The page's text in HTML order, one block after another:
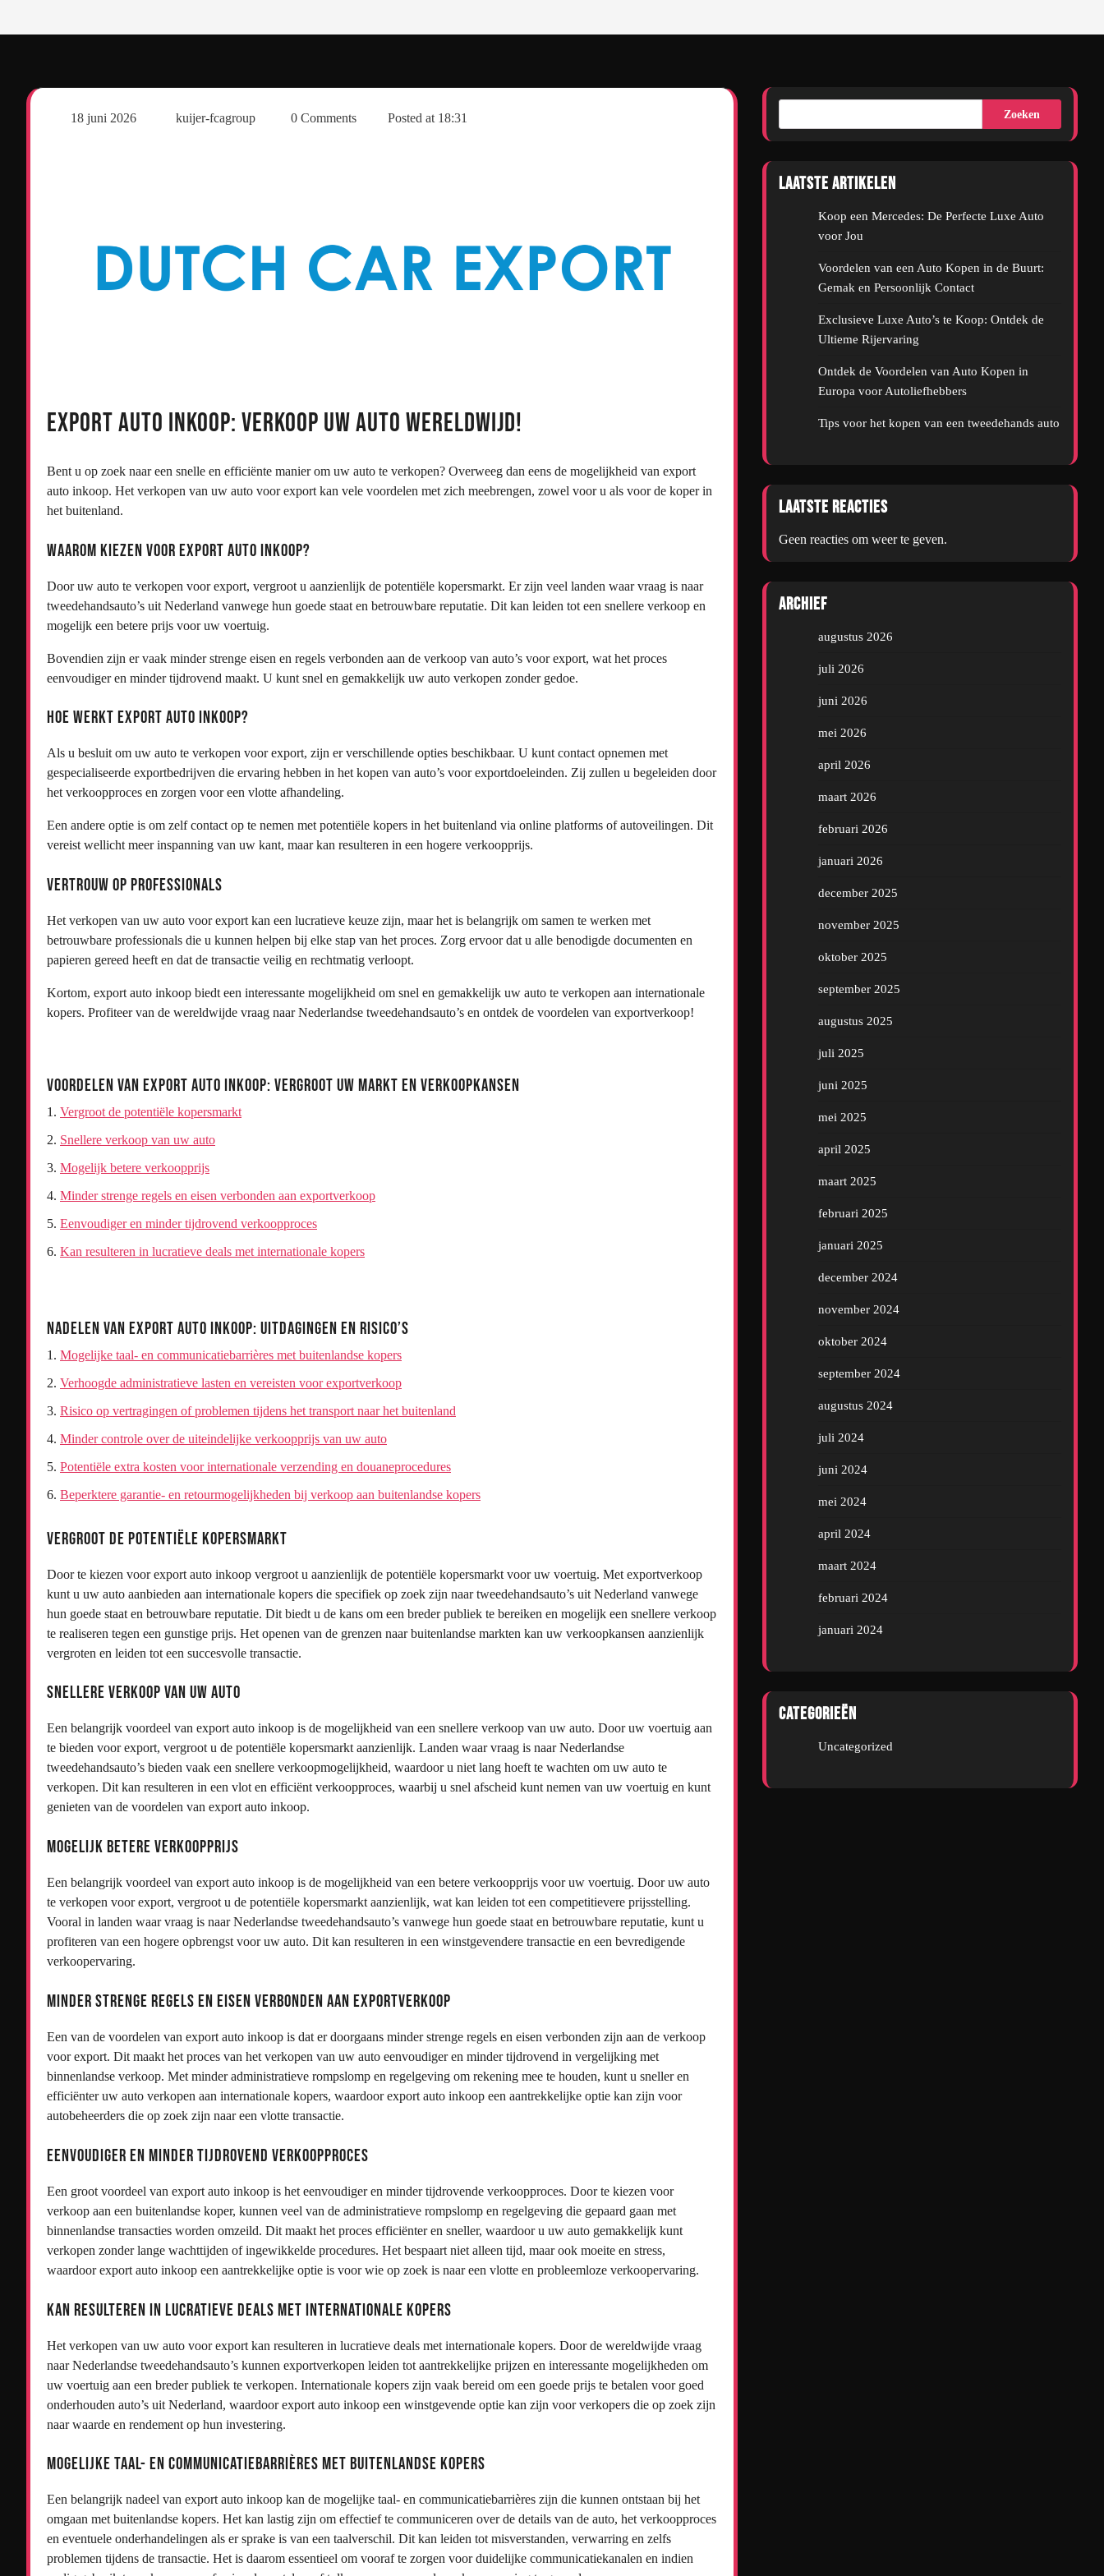
18 juni 2026 kuijer-fcagroup 0 Comments Posted at 18:31
Export Auto Inkoop: Verkoop uw auto wereldwijd!
Bent u op zoek naar een snelle en efficiënte manier om uw auto te verkopen? Overweeg dan eens de mogelijkheid van export
auto inkoop. Het verkopen van uw auto voor export kan vele voordelen met zich meebrengen, zowel voor u als voor de koper in
het buitenland.
Waarom kiezen voor export auto inkoop?
Door uw auto te verkopen voor export, vergroot u aanzienlijk de potentiële kopersmarkt. Er zijn veel landen waar vraag is naar
tweedehandsauto’s uit Nederland vanwege hun goede staat en betrouwbare reputatie. Dit kan leiden tot een snellere verkoop en
mogelijk een betere prijs voor uw voertuig.
Bovendien zijn er vaak minder strenge eisen en regels verbonden aan de verkoop van auto’s voor export, wat het proces
eenvoudiger en minder tijdrovend maakt. U kunt snel en gemakkelijk uw auto verkopen zonder gedoe.
Hoe werkt export auto inkoop?
Als u besluit om uw auto te verkopen voor export, zijn er verschillende opties beschikbaar. U kunt contact opnemen met
gespecialiseerde exportbedrijven die ervaring hebben in het kopen van auto’s voor exportdoeleinden. Zij zullen u begeleiden door
het verkoopproces en zorgen voor een vlotte afhandeling.
Een andere optie is om zelf contact op te nemen met potentiële kopers in het buitenland via online platforms of autoveilingen. Dit
vereist wellicht meer inspanning van uw kant, maar kan resulteren in een hogere verkoopprijs.
Vertrouw op professionals
Het verkopen van uw auto voor export kan een lucratieve keuze zijn, maar het is belangrijk om samen te werken met
betrouwbare professionals die u kunnen helpen bij elke stap van het proces. Zorg ervoor dat u alle benodigde documenten en
papieren gereed heeft en dat de transactie veilig en rechtmatig verloopt.
Kortom, export auto inkoop biedt een interessante mogelijkheid om snel en gemakkelijk uw auto te verkopen aan internationale
kopers. Profiteer van de wereldwijde vraag naar Nederlandse tweedehandsauto’s en ontdek de voordelen van exportverkoop!
Voordelen van Export Auto Inkoop: Vergroot Uw Markt en Verkoopkansen
Vergroot de potentiële kopersmarkt
Snellere verkoop van uw auto
Mogelijk betere verkoopprijs
Minder strenge regels en eisen verbonden aan exportverkoop
Eenvoudiger en minder tijdrovend verkoopproces
Kan resulteren in lucratieve deals met internationale kopers
Nadelen van Export Auto Inkoop: Uitdagingen en Risico’s
Mogelijke taal- en communicatiebarrières met buitenlandse kopers
Verhoogde administratieve lasten en vereisten voor exportverkoop
Risico op vertragingen of problemen tijdens het transport naar het buitenland
Minder controle over de uiteindelijke verkoopprijs van uw auto
Potentiële extra kosten voor internationale verzending en douaneprocedures
Beperktere garantie- en retourmogelijkheden bij verkoop aan buitenlandse kopers
Vergroot de potentiële kopersmarkt
Door te kiezen voor export auto inkoop vergroot u aanzienlijk de potentiële kopersmarkt voor uw voertuig. Met exportverkoop
kunt u uw auto aanbieden aan internationale kopers die specifiek op zoek zijn naar tweedehandsauto’s uit Nederland vanwege
hun goede staat en betrouwbare reputatie. Dit biedt u de kans om een breder publiek te bereiken en mogelijk een snellere verkoop
te realiseren tegen een gunstige prijs. Het openen van de grenzen naar buitenlandse markten kan uw verkoopkansen aanzienlijk
vergroten en leiden tot een succesvolle transactie.
Snellere verkoop van uw auto
Een belangrijk voordeel van export auto inkoop is de mogelijkheid van een snellere verkoop van uw auto. Door uw voertuig aan
te bieden voor export, vergroot u de potentiële kopersmarkt aanzienlijk. Landen waar vraag is naar Nederlandse
tweedehandsauto’s bieden vaak een snellere verkoopmogelijkheid, waardoor u niet lang hoeft te wachten om uw auto te
verkopen. Dit kan resulteren in een vlot en efficiënt verkoopproces, waarbij u snel afscheid kunt nemen van uw voertuig en kunt
genieten van de voordelen van export auto inkoop.
Mogelijk betere verkoopprijs
Een belangrijk voordeel van export auto inkoop is de mogelijkheid van een betere verkoopprijs voor uw voertuig. Door uw auto
te verkopen voor export, vergroot u de potentiële kopersmarkt aanzienlijk, wat kan leiden tot een competitievere prijsstelling.
Vooral in landen waar vraag is naar Nederlandse tweedehandsauto’s vanwege hun goede staat en betrouwbare reputatie, kunt u
profiteren van een hogere opbrengst voor uw auto. Dit kan resulteren in een winstgevendere transactie en een bevredigende
verkoopervaring.
Minder strenge regels en eisen verbonden aan exportverkoop
Een van de voordelen van export auto inkoop is dat er doorgaans minder strenge regels en eisen verbonden zijn aan de verkoop
voor export. Dit maakt het proces van het verkopen van uw auto eenvoudiger en minder tijdrovend in vergelijking met
binnenlandse verkoop. Met minder administratieve rompslomp en regelgeving om rekening mee te houden, kunt u sneller en
efficiënter uw auto verkopen aan internationale kopers, waardoor export auto inkoop een aantrekkelijke optie kan zijn voor
autobeheerders die op zoek zijn naar een vlotte transactie.
Eenvoudiger en minder tijdrovend verkoopproces
Een groot voordeel van export auto inkoop is het eenvoudiger en minder tijdrovende verkoopproces. Door te kiezen voor
verkoop aan een buitenlandse koper, kunnen veel van de administratieve rompslomp en regelgeving die gepaard gaan met
binnenlandse transacties worden omzeild. Dit maakt het proces efficiënter en sneller, waardoor u uw auto gemakkelijk kunt
verkopen zonder lange wachttijden of ingewikkelde procedures. Het bespaart niet alleen tijd, maar ook moeite en stress,
waardoor export auto inkoop een aantrekkelijke optie is voor wie op zoek is naar een vlotte en probleemloze verkoopervaring.
Kan resulteren in lucratieve deals met internationale kopers
Het verkopen van uw auto voor export kan resulteren in lucratieve deals met internationale kopers. Door de wereldwijde vraag
naar Nederlandse tweedehandsauto’s kunnen exportverkopen leiden tot aantrekkelijke prijzen en interessante mogelijkheden om
uw voertuig aan een breder publiek te verkopen. Internationale kopers zijn vaak bereid om een goede prijs te betalen voor goed
onderhouden auto’s uit Nederland, waardoor export auto inkoop een winstgevende optie kan zijn voor verkopers die op zoek zijn
naar waarde en rendement op hun investering.
Mogelijke taal- en communicatiebarrières met buitenlandse kopers
Een belangrijk nadeel van export auto inkoop kan de mogelijke taal- en communicatiebarrières zijn die kunnen ontstaan bij het
omgaan met buitenlandse kopers. Het kan lastig zijn om effectief te communiceren over de details van de auto, het verkoopproces
en eventuele onderhandelingen als er sprake is van een taalverschil. Dit kan leiden tot misverstanden, verwarring en zelfs
problemen tijdens de transactie. Het is daarom essentieel om vooraf te zorgen voor duidelijke communicatiekanalen en indien
Zoeken
Laatste artikelen
Koop een Mercedes: De Perfecte Luxe Auto
voor Jou
Voordelen van een Auto Kopen in de Buurt:
Gemak en Persoonlijk Contact
Exclusieve Luxe Auto’s te Koop: Ontdek de
Ultieme Rijervaring
Ontdek de Voordelen van Auto Kopen in
Europa voor Autoliefhebbers
Tips voor het kopen van een tweedehands auto
Laatste reacties
Geen reacties om weer te geven.
Archief
augustus 2026
juli 2026
juni 2026
mei 2026
april 2026
maart 2026
februari 2026
januari 2026
december 2025
november 2025
oktober 2025
september 2025
augustus 2025
juli 2025
juni 2025
mei 2025
april 2025
maart 2025
februari 2025
januari 2025
december 2024
november 2024
oktober 2024
september 2024
augustus 2024
juli 2024
juni 2024
mei 2024
april 2024
maart 2024
februari 2024
januari 2024
Categorieën
Uncategorized